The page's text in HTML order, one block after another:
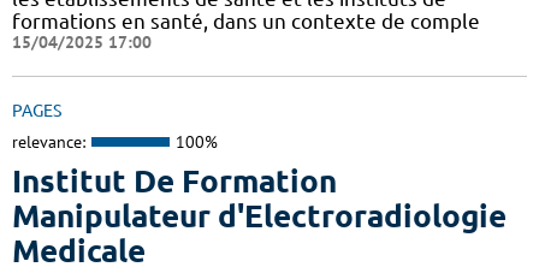
formations en santé, dans un contexte de comple
15/04/2025 17:00
PAGES
relevance: 100%
Institut De Formation
Manipulateur d'Electroradiologie
Medicale